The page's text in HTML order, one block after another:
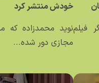
فیلم
خودش منتشر کرد
نوید محمدزاده
مجازی دور شده...